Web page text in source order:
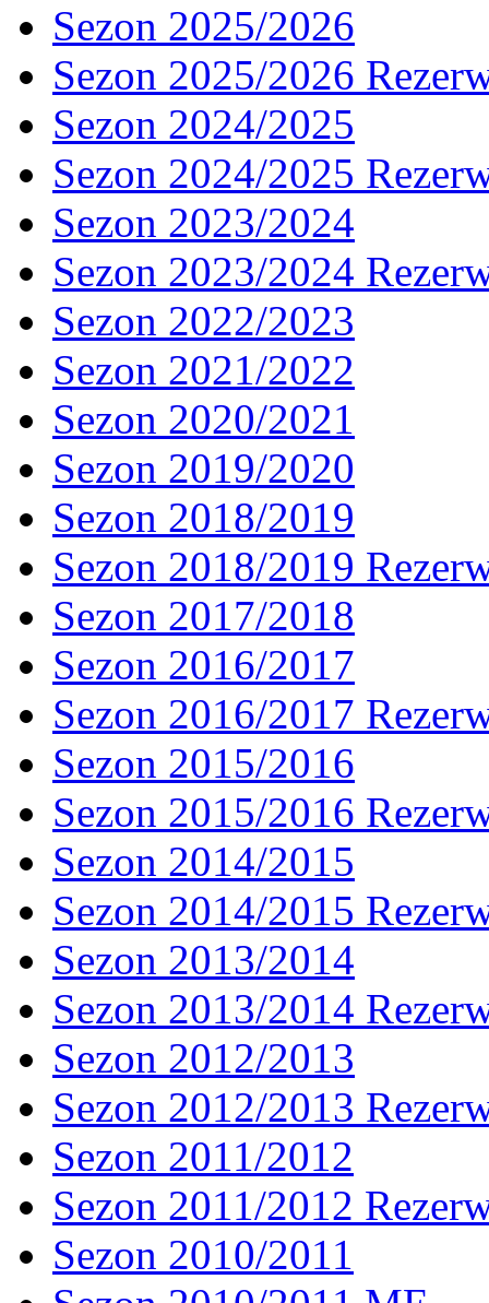
Sezon 2025/2026
Sezon 2025/2026
Sezon 2024/2025
Sezon 2024/2025
Sezon 2023/2024
Sezon 2023/2024
Sezon 2022/2023
Sezon 2021/2022
Sezon 2020/2021
Sezon 2019/2020
Sezon 2018/2019
Sezon 2018/2019
Sezon 2017/2018
Sezon 2016/2017
Sezon 2016/2017
Sezon 2015/2016
Sezon 2015/2016
Sezon 2014/2015
Sezon 2014/2015
Sezon 2013/2014
Sezon 2013/2014
Sezon 2012/2013
Sezon 2012/2013
Sezon 2011/2012
Sezon 2011/2012
Sezon 2010/2011